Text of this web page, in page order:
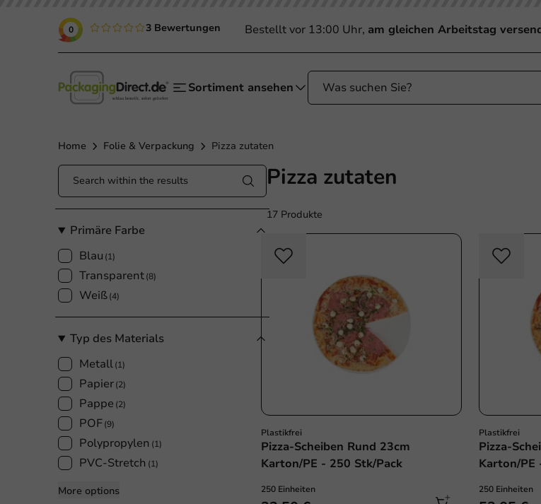
0 3 Bewertungen Bestellt vor 13:00 Uhr, am gleichen Arbeitstag
Sortiment ansehen
Home Folie & Verpackung Pizza zutaten
Primäre Farbe
Blau (1)
Transparent(8)
Weiß(4)
Typ des Materials
Metall(1)
Papier(2)
Pappe (2)
POF(9)
Polypropylen (1)
PVC-Stretch (1)
More options
Pizza zutaten
17 Produkte
Plastikfrei
Pizza-Scheiben Rund 23cm
Karton/PE - 250 Stk/Pack
250 Einheiten
Plastikfrei
Pizza-
Karton/PE
250 Einheiten